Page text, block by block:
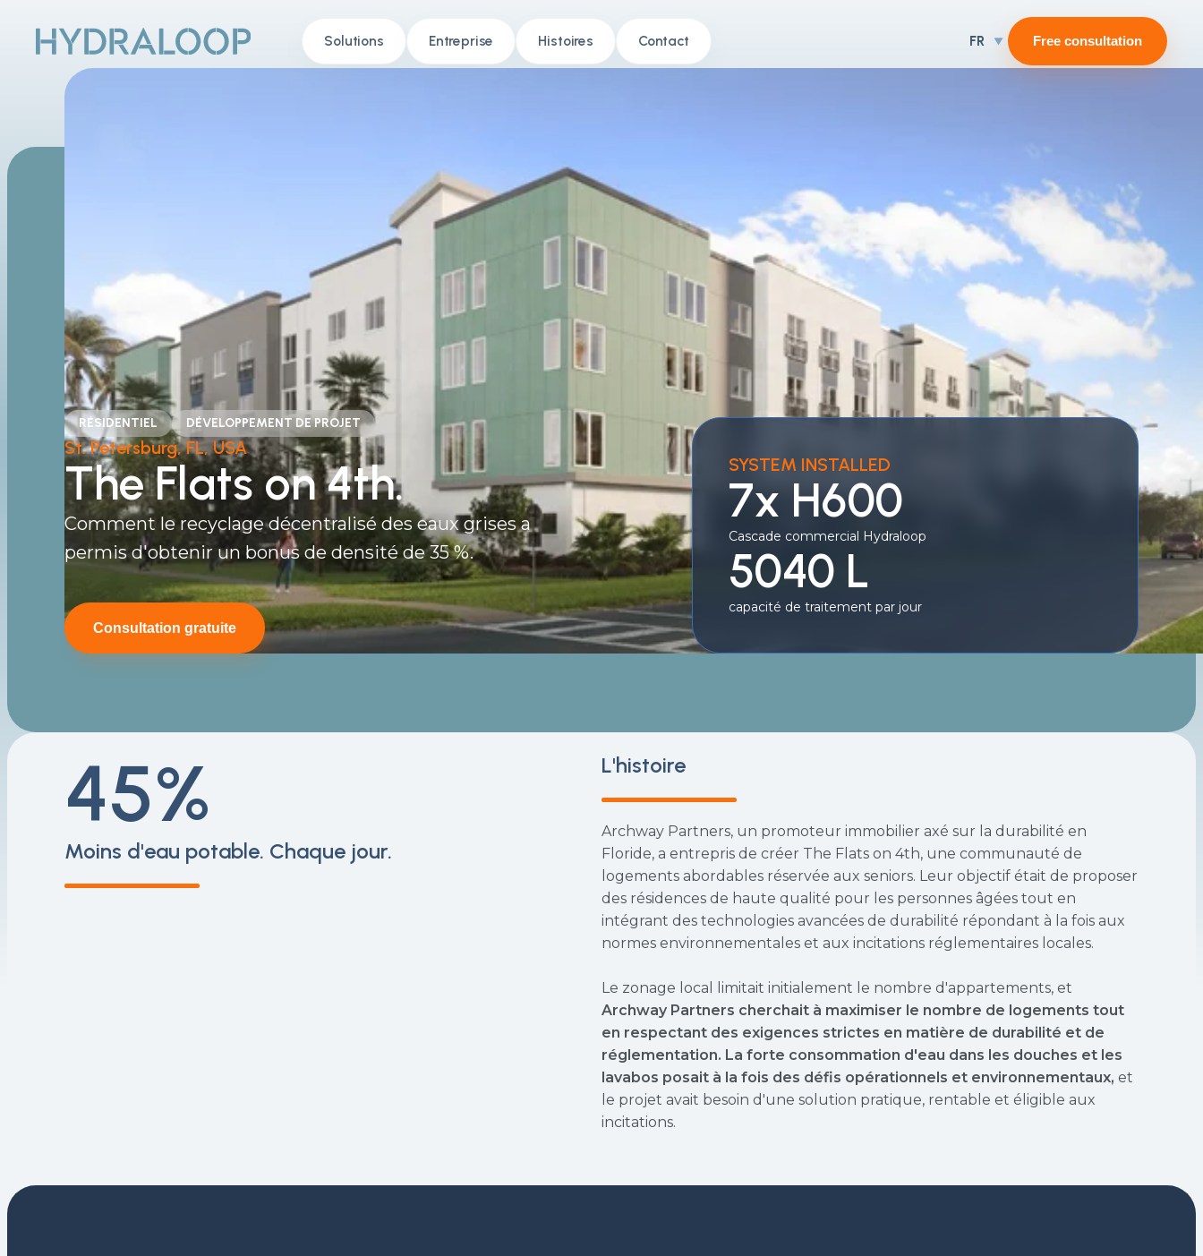
Solutions Entreprise Histoires Contact FR Free consultation
RÉSIDENTIEL DÉVELOPPEMENT DE PROJET
St. Petersburg, FL, USA
TheFlatson 4th.
Comment le recyclage décentralisé des eaux grises a
permis d'obtenir un bonus de densité de 35 %.
SYSTEM INSTALLED
7x H600
Cascade commercial Hydraloop
5040 L
capacité de traitement par jour
Consultation gratuite
45%
Moins d'eau potable. Chaque jour.
L'histoire
Archway Partners, un promoteur immobilier axé sur la durabilité en
Floride, a entrepris de créer The Flats on 4th, une communauté de
logements abordables réservée aux seniors. Leur objectif était de proposer
des résidences de haute qualité pour les personnes âgées tout en
intégrant des technologies avancées de durabilité répondant à la fois aux
normes environnementales et aux incitations réglementaires locales.
Le zonage local limitait initialement le nombre d'appartements, et
Archway Partners cherchait à maximiser le nombre de logements tout
en respectant des exigences strictes en matière de durabilité et de
réglementation. La forte consommation d'eau dans les douches et les
lavabos posait à la fois des défis opérationnels et environnementaux, et
le projet avait besoin d'une solution pratique, rentable et éligible aux
incitations.